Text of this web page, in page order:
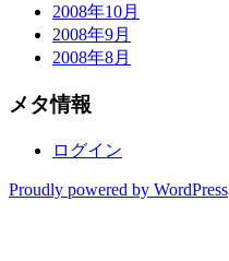
2008年10月
2008年9月
2008年8月
メタ情報
ログイン
Proudly powered by WordPress